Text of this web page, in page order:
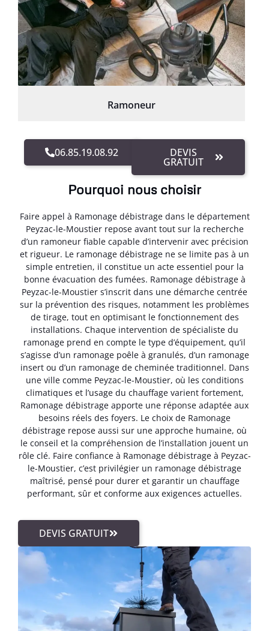
Ramoneur
06.85.19.08.92 DEVIS
GRATUIT
Pourquoi nous choisir
Faire appel à Ramonage débistrage dans le département
Peyzac-le-Moustier repose avant tout sur la recherche
d’un ramoneur fiable capable d’intervenir avec précision
et rigueur. Le ramonage débistrage ne se limite pas à un
simple entretien, il constitue un acte essentiel pour la
bonne évacuation des fumées. Ramonage débistrage à
Peyzac-le-Moustier s’inscrit dans une démarche centrée
sur la prévention des risques, notamment les problèmes
de tirage, tout en optimisant le fonctionnement des
installations. Chaque intervention de spécialiste du
ramonage prend en compte le type d’équipement, qu’il
s’agisse d’un ramonage poêle à granulés, d’un ramonage
insert ou d’un ramonage de cheminée traditionnel. Dans
une ville comme Peyzac-le-Moustier, où les conditions
climatiques et l’usage du chauffage varient fortement,
Ramonage débistrage apporte une réponse adaptée aux
besoins réels des foyers. Le choix de Ramonage
débistrage repose aussi sur une approche humaine, où
le conseil et la compréhension de l’installation jouent un
rôle clé. Faire confiance à Ramonage débistrage à Peyzac-
le-Moustier, c’est privilégier un ramonage débistrage
maîtrisé, pensé pour durer et garantir un chauffage
performant, sûr et conforme aux exigences actuelles.
DEVIS GRATUIT